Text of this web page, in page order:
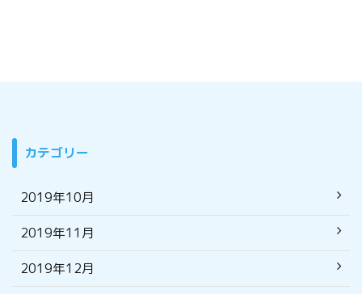
カテゴリー
2019年10月
2019年11月
2019年12月